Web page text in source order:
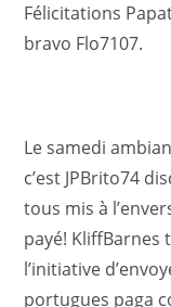
Félicitations
bravo Flo7107.
Le samedi
c’est JPBrito74
tous mis à
payé! KliffBarnes
l’initiative
portugues paga